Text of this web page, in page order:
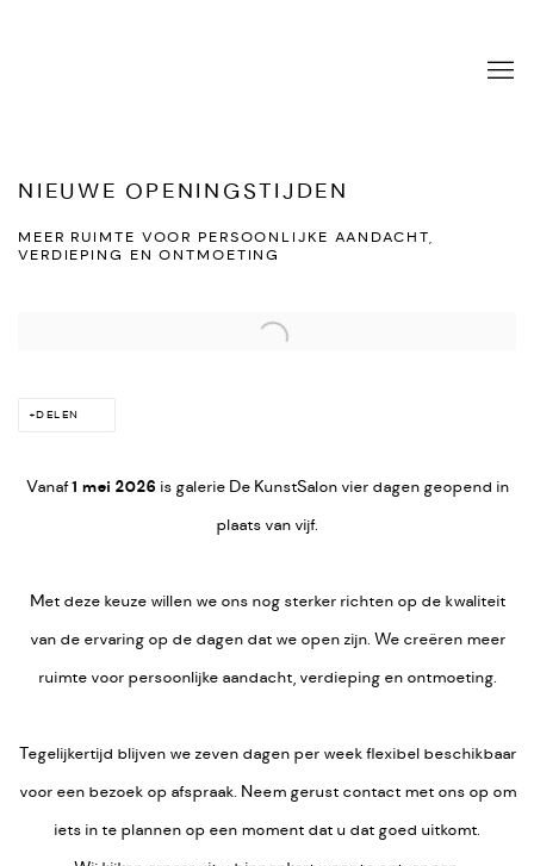
NIEUWE OPENINGSTIJDEN
MEER RUIMTE VOOR PERSOONLIJKE AANDACHT,
VERDIEPING EN ONTMOETING
Open a larger version of the following image in a popup:
DELEN
Vanaf1 mei 2026 is galerie De KunstSalon vier dagen geopend in
plaats van vijf.
Met deze keuze willen we ons nog sterker richten op de kwaliteit
van de ervaring op de dagen dat we open zijn. We creëren meer
ruimte voor persoonlijke aandacht, verdieping en ontmoeting.
Tegelijkertijd blijven we zeven dagen per week flexibel beschikbaar
voor een bezoek op afspraak. Neem gerust contact met ons op om
iets in te plannen op een moment dat u dat goed uitkomt.